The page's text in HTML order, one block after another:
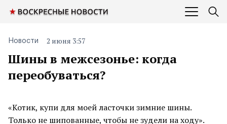
Шины в межсезонье: когда
переобуваться?
Новости 2 июня 3:57
«Котик, купи для моей ласточки зимние шины.
Только не шипованные, чтобы не зудели на ходу».